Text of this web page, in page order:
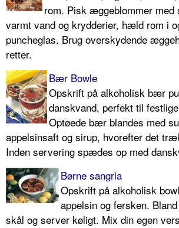
rom. Pisk æggeblommer
varmt vand og krydderier, hæld rom i
puncheglas. Brug overskydende
retter.
Bær Bowle
Opskrift på alkoholisk bær
danskvand, perfekt til
Optøede bær blandes med
appelsinsaft og sirup, hvorefter det
Inden servering spædes op med
Børne sangria
Opskrift på alkoholisk
appelsin og fersken.
skål og server køligt. Mix din egen